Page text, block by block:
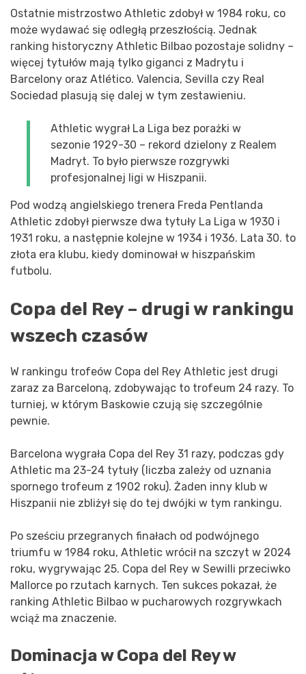
Ostatnie mistrzostwo Athletic zdobył w 1984 roku, co
może wydawać się odległą przeszłością. Jednak
ranking historyczny Athletic Bilbao pozostaje solidny –
więcej tytułów mają tylko giganci z Madrytu i
Barcelony oraz Atlético. Valencia, Sevilla czy Real
Sociedad plasują się dalej w tym zestawieniu.
Athletic wygrał La Liga bez porażki w
sezonie 1929-30 – rekord dzielony z Realem
Madryt. To było pierwsze rozgrywki
profesjonalnej ligi w Hiszpanii.
Pod wodzą angielskiego trenera Freda Pentlanda
Athletic zdobył pierwsze dwa tytuły La Liga w 1930 i
1931 roku, a następnie kolejne w 1934 i 1936. Lata 30. to
złota era klubu, kiedy dominował w hiszpańskim
futbolu.
Copa del Rey – drugi w rankingu
wszech czasów
W rankingu trofeów Copa del Rey Athletic jest drugi
zaraz za Barceloną, zdobywając to trofeum 24 razy. To
turniej, w którym Baskowie czują się szczególnie
pewnie.
Barcelona wygrała Copa del Rey 31 razy, podczas gdy
Athletic ma 23-24 tytuły (liczba zależy od uznania
spornego trofeum z 1902 roku). Żaden inny klub w
Hiszpanii nie zbliżył się do tej dwójki w tym rankingu.
Po sześciu przegranych finałach od podwójnego
triumfu w 1984 roku, Athletic wrócił na szczyt w 2024
roku, wygrywając 25. Copa del Rey w Sewilli przeciwko
Mallorce po rzutach karnych. Ten sukces pokazał, że
ranking Athletic Bilbao w pucharowych rozgrywkach
wciąż ma znaczenie.
Dominacja w Copa del Rey w